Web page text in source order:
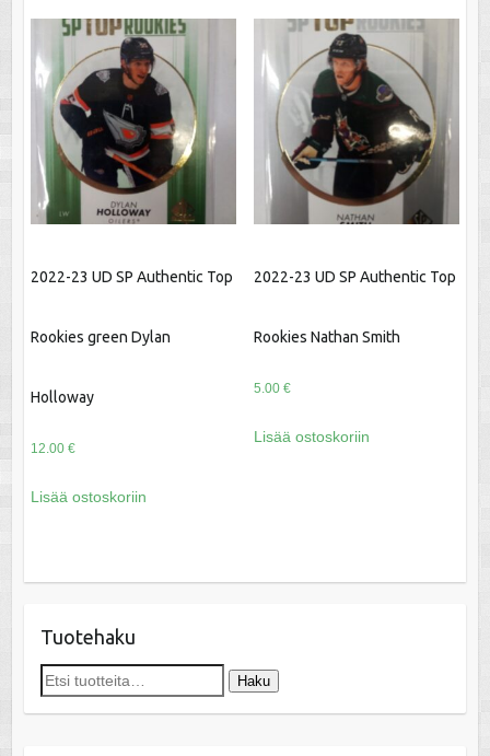
2022-23 UD SP Authentic Top
Rookies green Dylan
Holloway
12.00 €
Lisää ostoskoriin
2022-23 UD SP Authentic Top
Rookies Nathan Smith
5.00 €
Lisää ostoskoriin
Tuotehaku
Etsi: Haku